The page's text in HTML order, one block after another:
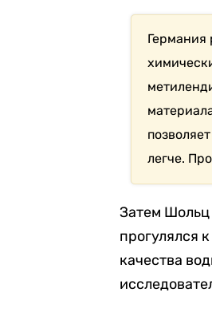
Германия
легче.
Затем Шольц
прогулялся
качества